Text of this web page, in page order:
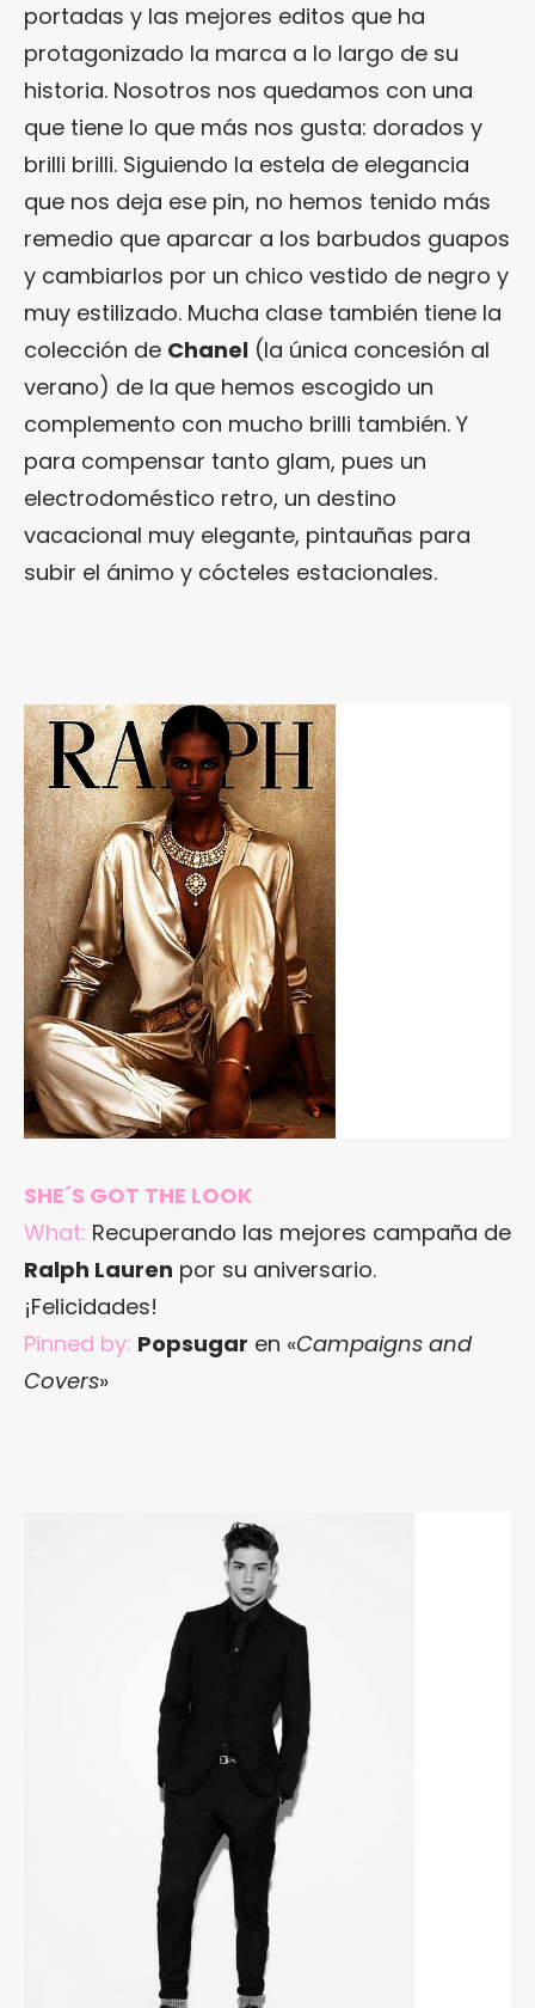
portadas y las mejores editos que ha
protagonizado la marca a lo largo de su
historia. Nosotros nos quedamos con una
que tiene lo que más nos gusta: dorados y
brilli brilli. Siguiendo la estela de elegancia
que nos deja ese pin, no hemos tenido más
remedio que aparcar a los barbudos guapos
y cambiarlos por un chico vestido de negro y
muy estilizado. Mucha clase también tiene la
colección de Chanel (la única concesión al
verano) de la que hemos escogido un
complemento con mucho brilli también. Y
para compensar tanto glam, pues un
electrodoméstico retro, un destino
vacacional muy elegante, pintauñas para
subir el ánimo y cócteles estacionales.
SHE´S GOT THE LOOK
What: Recuperando las mejores campaña de
Ralph Lauren por su aniversario.
¡Felicidades!
Pinned by: Popsugar en «Campaigns and
Covers»